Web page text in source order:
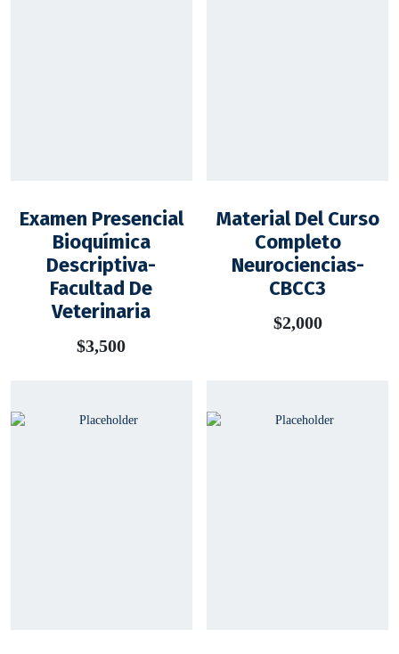
Examen Presencial
Bioquímica
Descriptiva-
Facultad De
Veterinaria
$3,500
Material Del Curso
Completo
Neurociencias-
CBCC3
$2,000